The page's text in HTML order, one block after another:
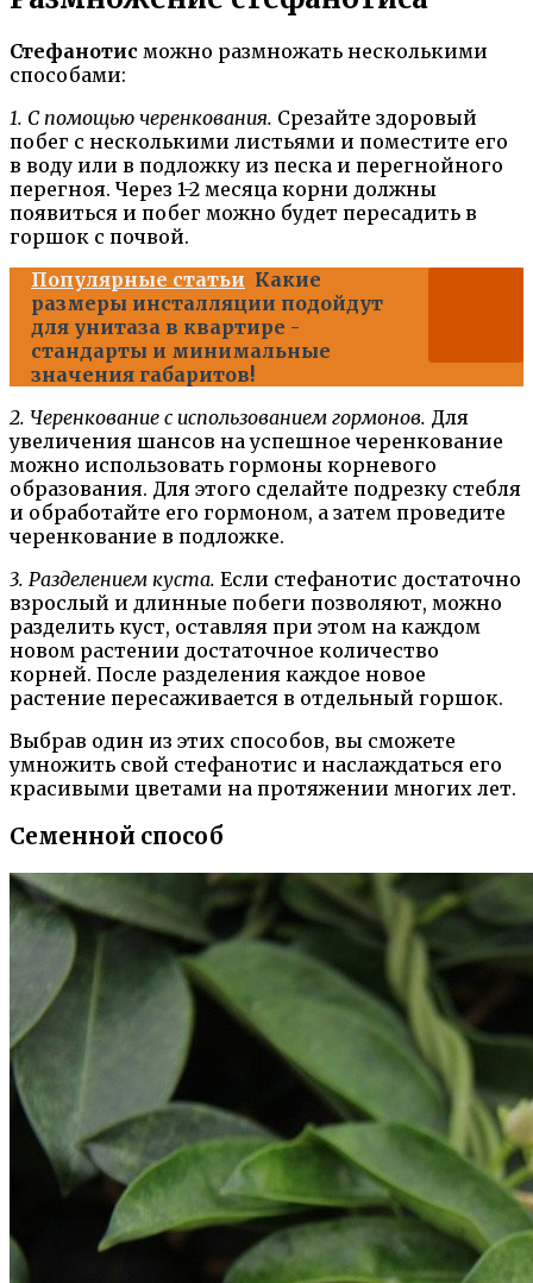
Стефанотис можно размножать несколькими
способами:
1. С помощью черенкования. Срезайте здоровый
побег с несколькими листьями и поместите его
в воду или в подложку из песка и перегнойного
перегноя. Через 1-2 месяца корни должны
появиться и побег можно будет пересадить в
горшок с почвой.
Популярные статьи Какие
размеры инсталляции подойдут
для унитаза в квартире -
стандарты и минимальные
значения габаритов!
2. Черенкование с использованием гормонов. Для
увеличения шансов на успешное черенкование
можно использовать гормоны корневого
образования. Для этого сделайте подрезку стебля
и обработайте его гормоном, а затем проведите
черенкование в подложке.
3. Разделением куста. Если стефанотис достаточно
взрослый и длинные побеги позволяют, можно
разделить куст, оставляя при этом на каждом
новом растении достаточное количество
корней. После разделения каждое новое
растение пересаживается в отдельный горшок.
Выбрав один из этих способов, вы сможете
умножить свой стефанотис и наслаждаться его
красивыми цветами на протяжении многих лет.
Семенной способ